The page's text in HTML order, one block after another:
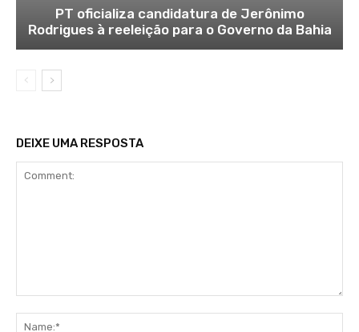
PT oficializa candidatura de Jerônimo
Rodrigues à reeleição para o Governo da Bahia
DEIXE UMA RESPOSTA